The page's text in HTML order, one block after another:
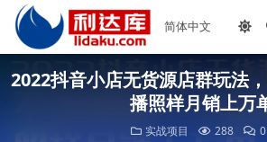
2022抖音小店无货源店群玩法
播照样月销上万
实战项目 288 0